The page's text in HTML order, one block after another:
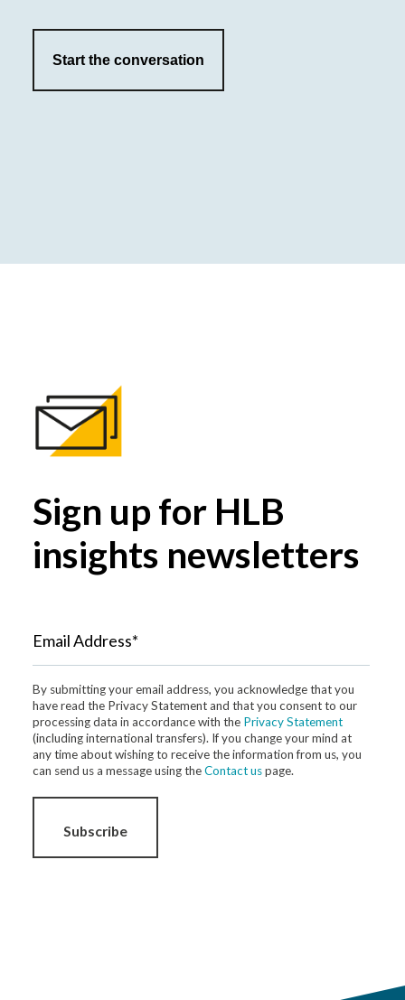
Start the conversation
Sign up for HLB
insights newsletters
Email Address*
By submitting your email address, you acknowledge that you
have read the Privacy Statement and that you consent to our
processing data in accordance with the Privacy Statement
(including international transfers). If you change your mind at
any time about wishing to receive the information from us, you
can send us a message using theContact uspage.
Subscribe